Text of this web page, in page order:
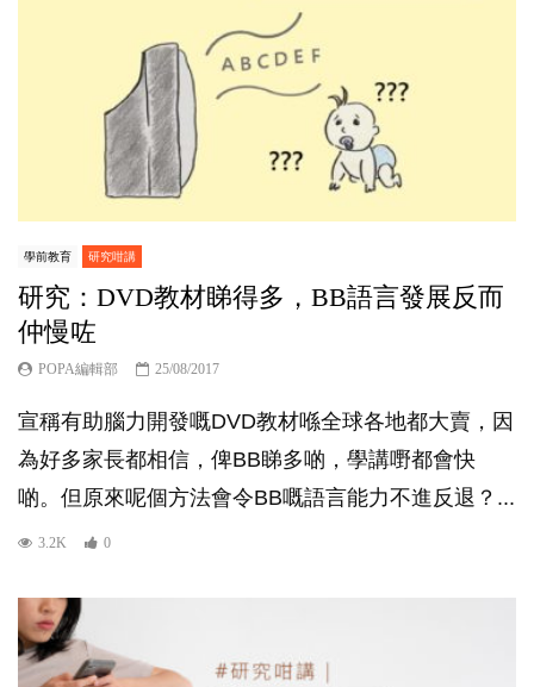
學前教育 研究咁講
研究：DVD教材睇得多，BB語言發展反而
仲慢咗
POPA編輯部 25/08/2017
宣稱有助腦力開發嘅DVD教材喺全球各地都大賣，因
為好多家長都相信，俾BB睇多啲，學講嘢都會快
啲。但原來呢個方法會令BB嘅語言能力不進反退？...
3.2K 0